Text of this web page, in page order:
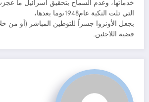
خدماتها، وعدم السماح بتحقيق اسرائيل ما
التي تلت النكبة عام1948ىوما بعدها،
بجعل الأونروا جسراً للتوطين المباشر (أو من
قضية اللاجئين.